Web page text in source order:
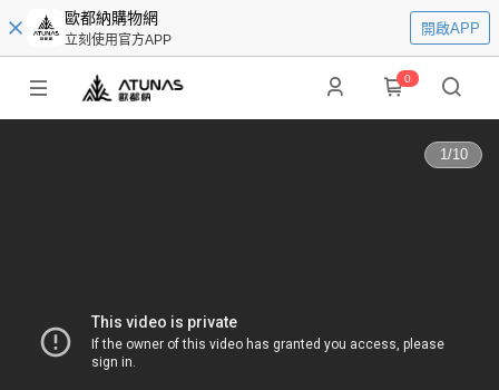
歐都納購物網
立刻使用官方APP
開啟APP
0
1/10